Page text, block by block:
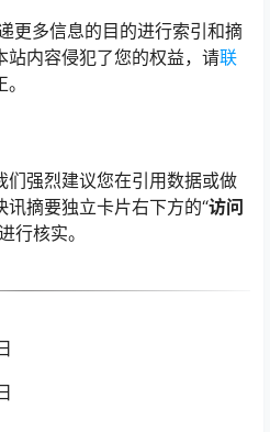
更多信息的目的进行索引和摘
站内容侵犯了您的权益，请联
们强烈建议您在引用数据或做
摘要独立卡片右下方的“访问
行核实。